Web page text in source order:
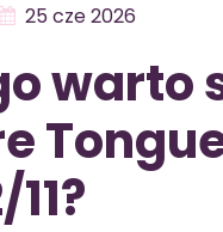
25 cze 2026
warto